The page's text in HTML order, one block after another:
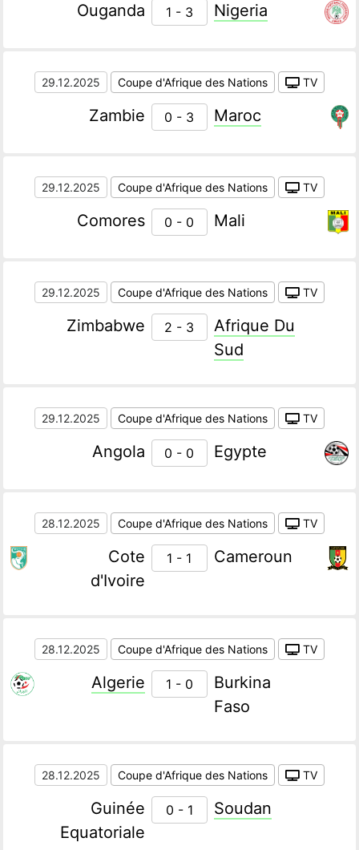
Ouganda 1 - 3 Nigeria
29.12.2025 Coupe d'Afrique des Nations TV
Zambie 0 - 3 Maroc
29.12.2025 Coupe d'Afrique des Nations TV
Comores 0 - 0 Mali
29.12.2025 Coupe d'Afrique des Nations TV
Zimbabwe 2 - 3
Afrique Du
Sud
29.12.2025 Coupe d'Afrique des Nations TV
Angola 0 - 0 Egypte
28.12.2025 Coupe d'Afrique des Nations TV
Cote
d'Ivoire
1 - 1 Cameroun
28.12.2025 Coupe d'Afrique des Nations TV
Algerie 1 - 0
Burkina
Faso
28.12.2025 Coupe d'Afrique des Nations TV
Guinée
Equatoriale
0 - 1 Soudan